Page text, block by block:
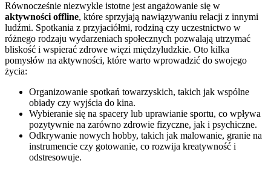
Równocześnie niezwykle istotne jest angażowanie się w
aktywności offline, które sprzyjają nawiązywaniu relacji z innymi
ludźmi. Spotkania z przyjaciółmi, rodziną czy uczestnictwo w
różnego rodzaju wydarzeniach społecznych pozwalają utrzymać
bliskość i wspierać zdrowe więzi międzyludzkie. Oto kilka
pomysłów na aktywności, które warto wprowadzić do swojego
życia:
Organizowanie spotkań towarzyskich, takich jak wspólne
obiady czy wyjścia do kina.
Wybieranie się na spacery lub uprawianie sportu, co wpływa
pozytywnie na zarówno zdrowie fizyczne, jak i psychiczne.
Odkrywanie nowych hobby, takich jak malowanie, granie na
instrumencie czy gotowanie, co rozwija kreatywność i
odstresowuje.